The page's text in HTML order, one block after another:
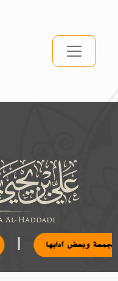
الجمعة وبعض آدابها